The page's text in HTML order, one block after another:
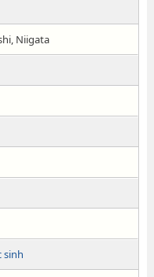
Niigata
sinh